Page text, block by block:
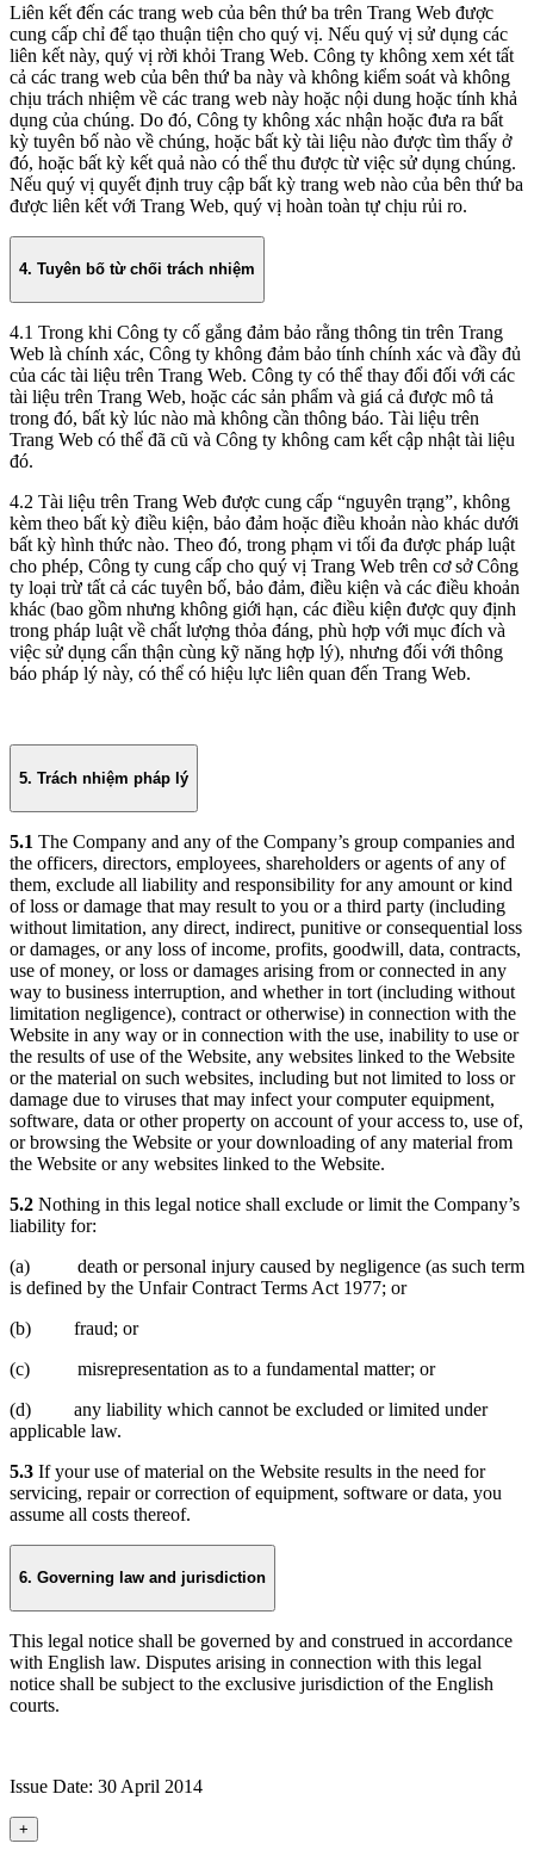
Liên kết đến các trang web của bên thứ ba trên Trang Web được
cung cấp chỉ để tạo thuận tiện cho quý vị. Nếu quý vị sử dụng các
liên kết này, quý vị rời khỏi Trang Web. Công ty không xem xét tất
cả các trang web của bên thứ ba này và không kiểm soát và không
chịu trách nhiệm về các trang web này hoặc nội dung hoặc tính khả
dụng của chúng. Do đó, Công ty không xác nhận hoặc đưa ra bất
kỳ tuyên bố nào về chúng, hoặc bất kỳ tài liệu nào được tìm thấy ở
đó, hoặc bất kỳ kết quả nào có thể thu được từ việc sử dụng chúng.
Nếu quý vị quyết định truy cập bất kỳ trang web nào của bên thứ ba
được liên kết với Trang Web, quý vị hoàn toàn tự chịu rủi ro.
4. Tuyên bố từ chối trách nhiệm
4.1 Trong khi Công ty cố gắng đảm bảo rằng thông tin trên Trang
Web là chính xác, Công ty không đảm bảo tính chính xác và đầy đủ
của các tài liệu trên Trang Web. Công ty có thể thay đổi đối với các
tài liệu trên Trang Web, hoặc các sản phẩm và giá cả được mô tả
trong đó, bất kỳ lúc nào mà không cần thông báo. Tài liệu trên
Trang Web có thể đã cũ và Công ty không cam kết cập nhật tài liệu
đó.
4.2 Tài liệu trên Trang Web được cung cấp “nguyên trạng”, không
kèm theo bất kỳ điều kiện, bảo đảm hoặc điều khoản nào khác dưới
bất kỳ hình thức nào. Theo đó, trong phạm vi tối đa được pháp luật
cho phép, Công ty cung cấp cho quý vị Trang Web trên cơ sở Công
ty loại trừ tất cả các tuyên bố, bảo đảm, điều kiện và các điều khoản
khác (bao gồm nhưng không giới hạn, các điều kiện được quy định
trong pháp luật về chất lượng thỏa đáng, phù hợp với mục đích và
việc sử dụng cẩn thận cùng kỹ năng hợp lý), nhưng đối với thông
báo pháp lý này, có thể có hiệu lực liên quan đến Trang Web.
5. Trách nhiệm pháp lý
5.1 The Company and any of the Company’s group companies and
the officers, directors, employees, shareholders or agents of any of
them, exclude all liability and responsibility for any amount or kind
of loss or damage that may result to you or a third party (including
without limitation, any direct, indirect, punitive or consequential loss
or damages, or any loss of income, profits, goodwill, data, contracts,
use of money, or loss or damages arising from or connected in any
way to business interruption, and whether in tort (including without
limitation negligence), contract or otherwise) in connection with the
Website in any way or in connection with the use, inability to use or
the results of use of the Website, any websites linked to the Website
or the material on such websites, including but not limited to loss or
damage due to viruses that may infect your computer equipment,
software, data or other property on account of your access to, use of,
or browsing the Website or your downloading of any material from
the Website or any websites linked to the Website.
5.2 Nothing in this legal notice shall exclude or limit the Company’s
liability for:
(a) death or personal injury caused by negligence (as such term
is defined by the Unfair Contract Terms Act 1977; or
(b) fraud; or
(c) misrepresentation as to a fundamental matter; or
(d) any liability which cannot be excluded or limited under
applicable law.
5.3 If your use of material on the Website results in the need for
servicing, repair or correction of equipment, software or data, you
assume all costs thereof.
6. Governing law and jurisdiction
This legal notice shall be governed by and construed in accordance
with English law. Disputes arising in connection with this legal
notice shall be subject to the exclusive jurisdiction of the English
courts.
Issue Date: 30 April 2014
+